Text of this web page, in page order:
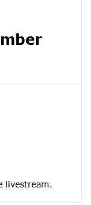
livestream.